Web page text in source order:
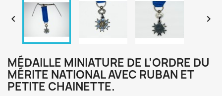
 
MÉDAILLE MINIATURE DE L’ORDRE DU
MÉRITE NATIONAL AVEC RUBAN ET
PETITE CHAINETTE.